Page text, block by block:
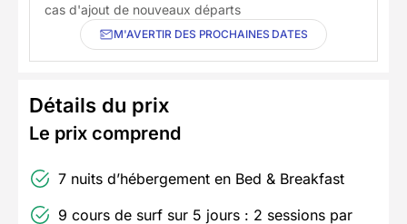
cas d'ajout de nouveaux départs
M'AVERTIR DES PROCHAINES DATES
Détails du prix
Le prix comprend
7 nuits d’hébergement en Bed & Breakfast
9 cours de surf sur 5 jours : 2 sessions par